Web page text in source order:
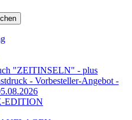
"ZEITINSELN" - plus
- Vorbesteller-Angebot -
EDITION